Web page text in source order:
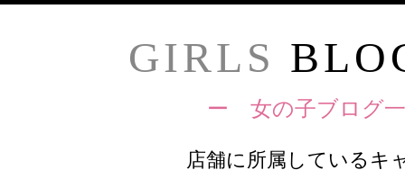
GIRLS
ー 女の子ブログ
店舗に所属しているキ